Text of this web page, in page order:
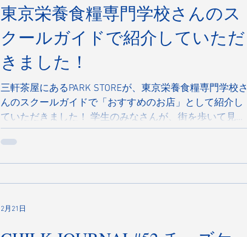
に、思わず頬がゆるみます。 東急沿線の手土産に、少し
加速する甘い時間を。 DRIVING CREAMでお待ちしていま
す！ 東急沿線 生活情報誌 SALUS（サルース） 「もらっ
https://www.tokyu.co.jp/area/sangen-jaya/article/arti-
01KFJB3XVQC0DCZD6HWWZ6RS4H/ DRIVING CREAM（
東京栄養食糧専門学校さんのス
クールガイドで紹介していただ
きました！
三軒茶屋にあるPARK STOREが、東京栄養食糧専門学校さ
んのスクールガイドで「おすすめのお店」として紹介し
ていただきました！ 学生のみなさんが、街を歩いて見つ
けてくれた一軒に選んでもらえたこと。本当にうれし
く、ちょっと誇らしい気持ちです。 PARK STOREは、三軒
茶屋駅から徒歩15分、池尻大橋駅からは徒歩18分ほど。
にはちきれるくらいのクリーム。甘すぎず、毎日でも食
店の裏には世田谷公園。大きな噴水や広い芝生があっ
2月21日